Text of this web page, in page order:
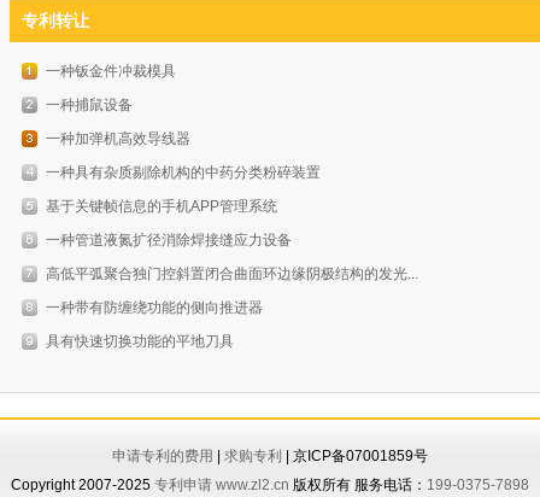
专利转让
一种钣金件冲裁模具
一种捕鼠设备
一种加弹机高效导线器
一种具有杂质剔除机构的中药分类粉碎装置
基于关键帧信息的手机APP管理系统
一种管道液氮扩径消除焊接缝应力设备
高低平弧聚合独门控斜置闭合曲面环边缘阴极结构的发光...
一种带有防缠绕功能的侧向推进器
具有快速切换功能的平地刀具
申请专利的费用 求购专利
| 京ICP备07001859号
Copyright 2007-2025 专利申请 www.zl2.cn 版权所有 服务电话： 199-0375-7898